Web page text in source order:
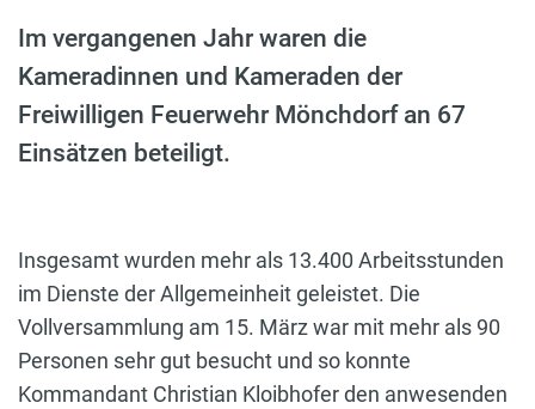
Im vergangenen Jahr waren die
Kameradinnen und Kameraden der
Freiwilligen Feuerwehr Mönchdorf an 67
Einsätzen beteiligt.
Insgesamt wurden mehr als 13.400 Arbeitsstunden
im Dienste der Allgemeinheit geleistet. Die
Vollversammlung am 15. März war mit mehr als 90
Personen sehr gut besucht und so konnte
Kommandant Christian Kloibhofer den anwesenden